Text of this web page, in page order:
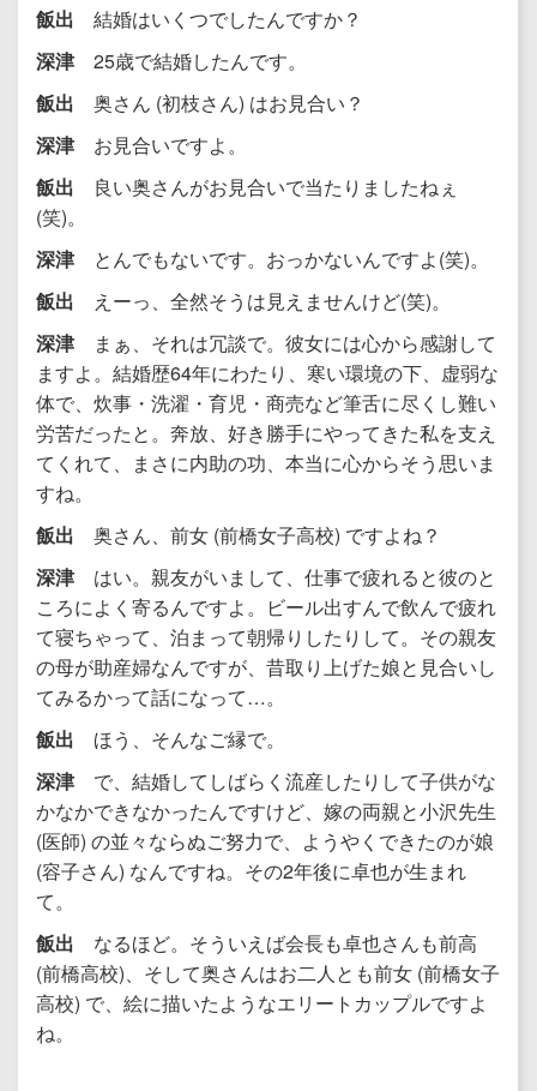
飯出 結婚はいくつでしたんですか？
深津 25歳で結婚したんです。
飯出 奥さん (初枝さん) はお見合い？
深津 お見合いですよ。
飯出 良い奥さんがお見合いで当たりましたねぇ
(笑)。
深津 とんでもないです。おっかないんですよ(笑)。
飯出
えーっ、全然そうは見えませんけど(笑)。
深津
まぁ、それは冗談で。彼女には心から感謝して
ますよ。結婚歴64年にわたり、寒い環境の下、虚弱な
体で、炊事・洗濯・育児・商売など筆舌に尽くし難い
労苦だったと。奔放、好き勝手にやってきた私を支え
てくれて、まさに内助の功、本当に心からそう思いま
すね。
飯出 奥さん、前女 (前橋女子高校) ですよね？
深津 はい。親友がいまして、仕事で疲れると彼のと
ころによく寄るんですよ。ビール出すんで飲んで疲れ
て寝ちゃって、泊まって朝帰りしたりして。その親友
の母が助産婦なんですが、昔取り上げた娘と見合いし
てみるかって話になって…。
飯出 ほう、そんなご縁で。
深津 で、結婚してしばらく流産したりして子供がな
かなかできなかったんですけど、嫁の両親と小沢先生
(医師) の並々ならぬご努力で、ようやくできたのが娘
(容子さん) なんですね。その2年後に卓也が生まれ
て。
飯出 なるほど。そういえば会長も卓也さんも前高
(前橋高校)、そして奥さんはお二人とも前女 (前橋女子
高校) で、絵に描いたようなエリートカップルですよ
ね。